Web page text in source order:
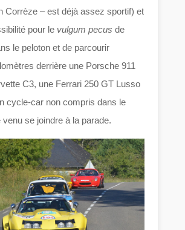
Corrèze – est déjà assez sportif) et
pour le vulgum pecus de
le peloton et de parcourir
derrière une Porsche 911
C3, une Ferrari 250 GT Lusso
cycle-car non compris dans le
se joindre à la parade.